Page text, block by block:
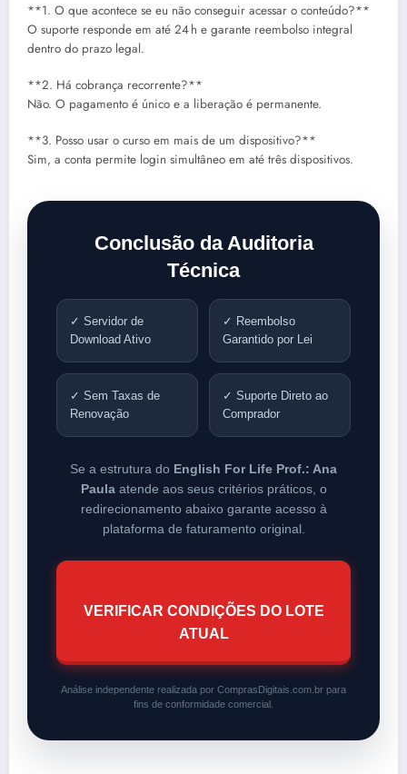
**1. O que acontece se eu não conseguir acessar o conteúdo?**
O suporte responde em até 24 h e garante reembolso integral
dentro do prazo legal.
**2. Há cobrança recorrente?**
Não. O pagamento é único e a liberação é permanente.
**3. Posso usar o curso em mais de um dispositivo?**
Sim, a conta permite login simultâneo em até três dispositivos.
Conclusão da Auditoria
Técnica
✓ Servidor de
Download Ativo
✓ Reembolso
Garantido por Lei
✓ Sem Taxas de
Renovação
✓ Suporte Direto ao
Comprador
Se a estrutura do English For Life Prof.: Ana
Paulaatende aos seus critérios práticos, o
redirecionamento abaixo garante acesso à
plataforma de faturamento original.
VERIFICAR CONDIÇÕES DO LOTE
ATUAL
Análise independente realizada por ComprasDigitais.com.br para
fins de conformidade comercial.